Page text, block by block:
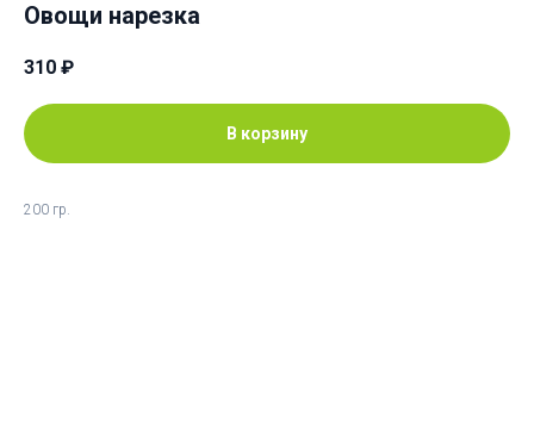
Овощи нарезка
310 ₽
В корзину
200 гр.